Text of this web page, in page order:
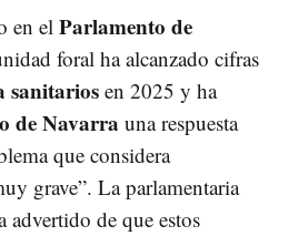
en el Parlamento de
foral ha alcanzado cifras
sanitariosen 2025 y ha
de Navarra una respuesta
que considera
grave”. La parlamentaria
advertido de que estos